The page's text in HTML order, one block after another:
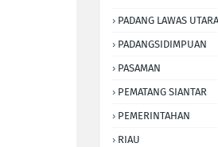
PADANG LAWAS UTARA
PADANGSIDIMPUAN
PASAMAN
PEMATANG SIANTAR
PEMERINTAHAN
RIAU